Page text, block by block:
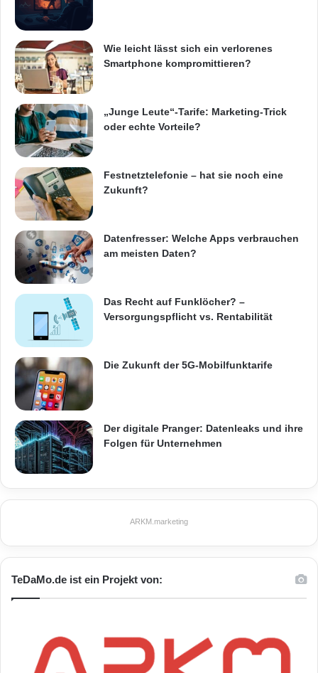
Wie leicht lässt sich ein verlorenes
Smartphone kompromittieren?
„Junge Leute“-Tarife: Marketing-Trick
oder echte Vorteile?
Festnetztelefonie – hat sie noch eine
Zukunft?
Datenfresser: Welche Apps verbrauchen
am meisten Daten?
Das Recht auf Funklöcher? –
Versorgungspflicht vs. Rentabilität
Die Zukunft der 5G-Mobilfunktarife
Der digitale Pranger: Datenleaks und ihre
Folgen für Unternehmen
ARKM.marketing
TeDaMo.de ist ein Projekt von: